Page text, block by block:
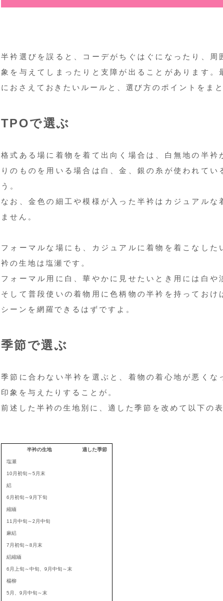
半衿選びを誤ると、コーデがちぐはぐになったり、周
象を与えてしまったりと支障が出ることがあります。
におさえておきたいルールと、選び方のポイントをま
TPOで選ぶ
格式ある場に着物を着て出向く場合は、白無地の半衿
りのものを用いる場合は白、金、銀の糸が使われてい
う。
なお、金色の細工や模様が入った半衿はカジュアルな
ません。
フォーマルな場にも、カジュアルに着物を着こなした
衿の生地は塩瀬です。
フォーマル用に白、華やかに見せたいとき用には白や
そして普段使いの着物用に色柄物の半衿を持っておけ
シーンを網羅できるはずですよ。
季節で選ぶ
季節に合わない半衿を選ぶと、着物の着心地が悪くな
印象を与えたりすることが。
前述した半衿の生地別に、適した季節を改めて以下の
半衿の生地 適した季節
塩瀬
10月初旬～5月末
絽
6月初旬～9月下旬
縮緬
11月中旬～2月中旬
麻絽
7月初旬～8月末
絽縮緬
6月上旬～中旬、9月中旬～末
楊柳
5月、9月中旬～末